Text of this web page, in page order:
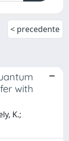
< precedente
with
K.;